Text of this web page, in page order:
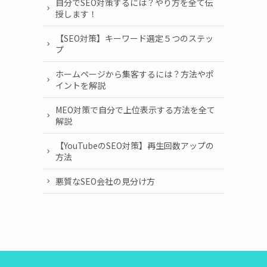
授します！
【SEO対策】キーワード選定５つのステッ
プ
ホームページから集客するには？方法やポ
イントを解説
MEO対策で自分で上位表示する方法を全て
解説
【YouTubeのSEO対策】再生回数アップの
方法
悪質なSEO会社の見分け方